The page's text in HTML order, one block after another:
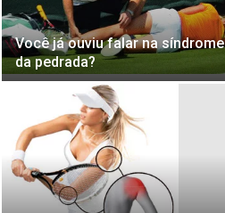
Você já ouviu falar na síndrome
da pedrada?